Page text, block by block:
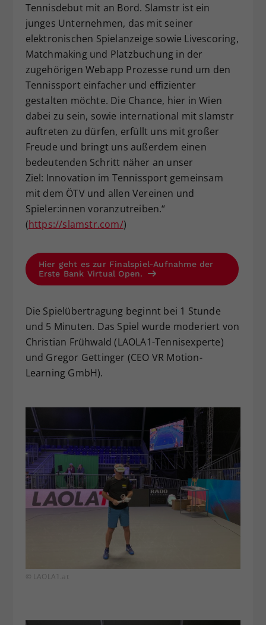
Tennisdebut mit an Bord. Slamstr ist ein
junges Unternehmen, das mit seiner
elektronischen Spielanzeige sowie Livescoring,
Matchmaking und Platzbuchung in der
zugehörigen Webapp Prozesse rund um den
Tennissport einfacher und effizienter
gestalten möchte. Die Chance, hier in Wien
dabei zu sein, sowie international mit slamstr
auftreten zu dürfen, erfüllt uns mit großer
Freude und bringt uns außerdem einen
bedeutenden Schritt näher an unser
Ziel: Innovation im Tennissport gemeinsam
mit dem ÖTV und allen Vereinen und
Spieler:innen voranzutreiben.“
(https://slamstr.com/)
Hier geht es zur Finalspiel-Aufnahme der
Erste Bank Virtual Open.
Die Spielübertragung beginnt bei 1 Stunde
und 5 Minuten. Das Spiel wurde moderiert von
Christian Frühwald (LAOLA1-Tennisexperte)
und Gregor Gettinger (CEO VR Motion-
Learning GmbH).
© LAOLA1.at